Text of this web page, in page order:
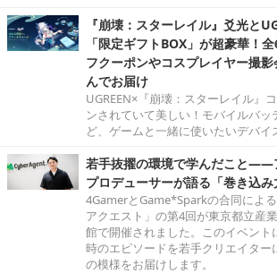
『崩壊：スターレイル』爻光と
「限定ギフトBOX」が超豪華！
フクーポンやコスプレイヤー撮
んでお届け
UGREEN×『崩壊：スターレイル』
ンされていて美しい！モバイルバッ
ど、ゲームと一緒に使いたいデバイ
若手抜擢の環境で学んだこと――
プロデューサーが語る「巻き込
4GamerとGame*Sparkの合同によ
アクエスト」の第4回が東京都立産
館で開催されました。このイベント
時のエピソードを若手クリエイター
の模様をお届けします。